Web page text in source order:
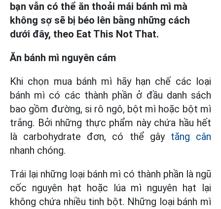
bạn vẫn có thể ăn thoải mái bánh mì mà
không sợ sẽ bị béo lên bằng những cách
dưới đây, theo Eat This Not That.
Ăn bánh mì nguyên cám
Khi chọn mua bánh mì hãy hạn chế các loại
bánh mì có các thành phần ở đầu danh sách
bao gồm đường, si rô ngô, bột mì hoặc bột mì
trắng. Bởi những thực phẩm này chứa hầu hết
là carbohydrate đơn, có thể gây tăng cân
nhanh chóng.
Trái lại những loại bánh mì có thành phần là ngũ
cốc nguyên hạt hoặc lúa mì nguyên hạt lại
không chứa nhiều tinh bột. Những loại bánh mì